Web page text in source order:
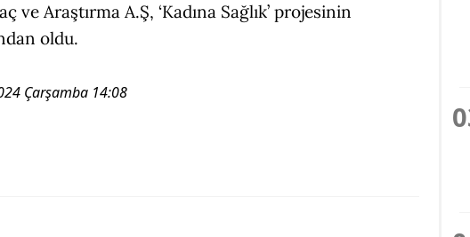
ve Araştırma A.Ş, ‘Kadına Sağlık’ projesinin
oldu.
Çarşamba 14:08